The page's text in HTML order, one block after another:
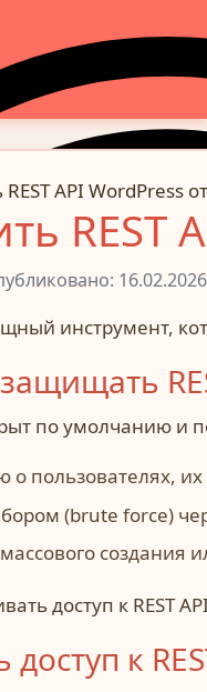
API WordPress
REST
16.02.2026
инструмент,
по умолчанию
пользователях,
(brute force)
создания
доступ к REST
доступ к